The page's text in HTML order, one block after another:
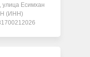
Есимхан
581700212026